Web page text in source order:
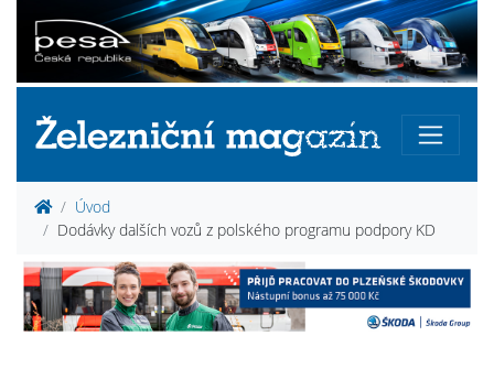
Úvod
Dodávky dalších vozů z polského programu podpory KD